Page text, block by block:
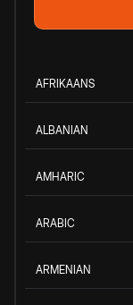
AFRIKAANS
ALBANIAN
AMHARIC
ARABIC
ARMENIAN